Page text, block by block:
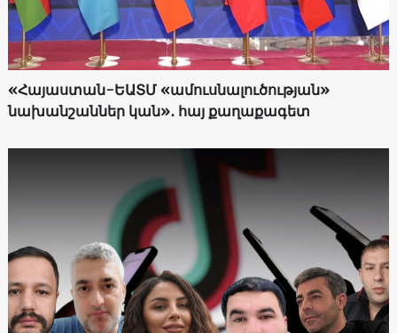
«Հայաստան-ԵԱՏՄ «ամուսնալուծության»
նախանշաններ կան»․ հայ քաղաքագետ